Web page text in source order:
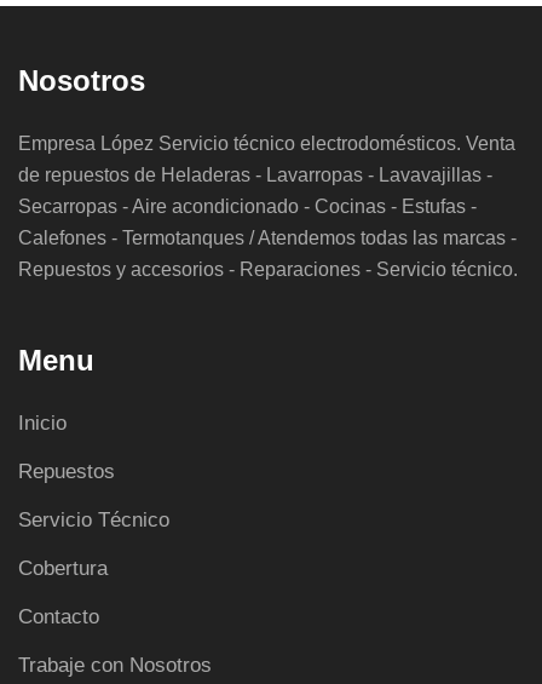
Nosotros
Empresa López Servicio técnico electrodomésticos. Venta
de repuestos de Heladeras - Lavarropas - Lavavajillas -
Secarropas - Aire acondicionado - Cocinas - Estufas -
Calefones - Termotanques / Atendemos todas las marcas -
Repuestos y accesorios - Reparaciones - Servicio técnico.
Menu
Inicio
Repuestos
Servicio Técnico
Cobertura
Contacto
Trabaje con Nosotros